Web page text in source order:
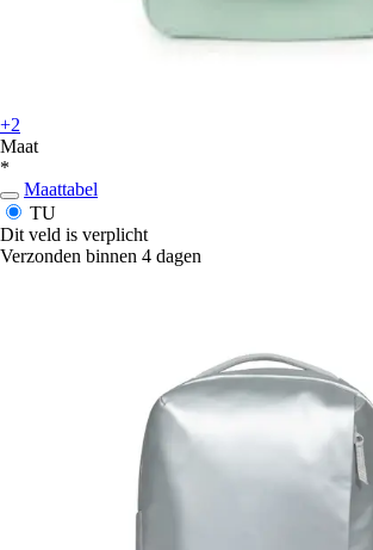
+2
Maat
*
Maattabel
TU
Dit veld is verplicht
Verzonden binnen 4 dagen